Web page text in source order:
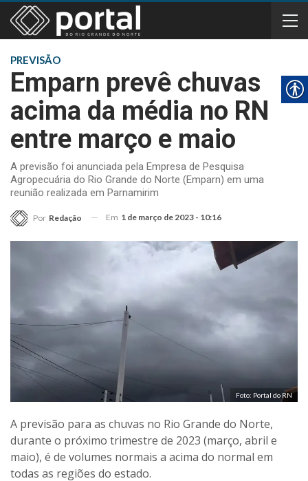
PREVISÃO
Emparn prevê chuvas
acima da média no RN
entre março e maio
A previsão foi anunciada pela Empresa de Pesquisa
Agropecuária do Rio Grande do Norte (Emparn) em uma
reunião realizada em Parnamirim
Por Redação Em 1 de março de 2023 - 10:16
Foto: Portal do RN
A previsão para as chuvas no Rio Grande do Norte,
durante o próximo trimestre de 2023 (março, abril e
maio), é de volumes normais a acima do normal em
todas as regiões do estado.